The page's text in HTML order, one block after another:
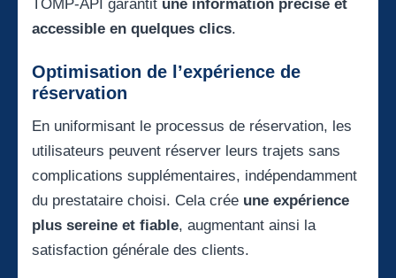
TOMP-API garantit une information précise et
accessible en quelques clics.
Optimisation de l’expérience de
réservation
En uniformisant le processus de réservation, les
utilisateurs peuvent réserver leurs trajets sans
complications supplémentaires, indépendamment
du prestataire choisi. Cela crée une expérience
plus sereine et fiable, augmentant ainsi la
satisfaction générale des clients.